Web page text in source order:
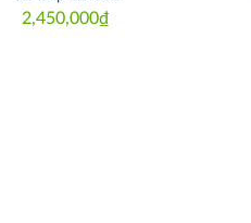
2,450,000₫